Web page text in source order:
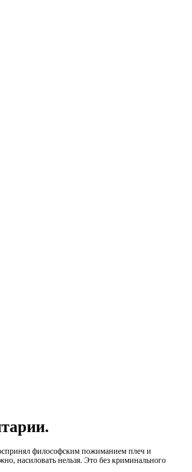
философским пожиманием плеч и
насиловать нельзя. Это без криминального